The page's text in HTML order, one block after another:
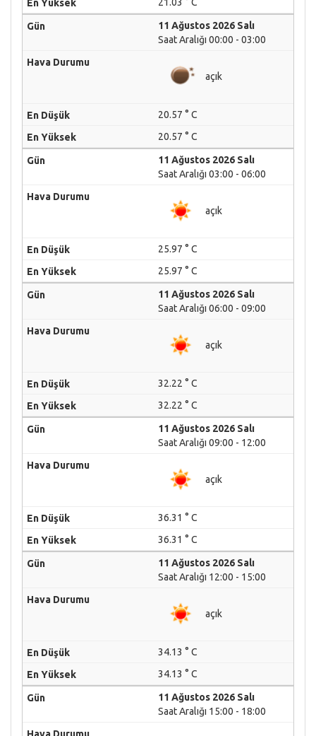
11 Ağustos 2026 Salı
Saat Aralığı 00:00 - 03:00
açık
20.57 ° C
20.57 ° C
11 Ağustos 2026 Salı
Saat Aralığı 03:00 - 06:00
açık
25.97 ° C
25.97 ° C
11 Ağustos 2026 Salı
Saat Aralığı 06:00 - 09:00
açık
32.22 ° C
32.22 ° C
11 Ağustos 2026 Salı
Saat Aralığı 09:00 - 12:00
açık
36.31 ° C
36.31 ° C
11 Ağustos 2026 Salı
Saat Aralığı 12:00 - 15:00
açık
34.13 ° C
34.13 ° C
11 Ağustos 2026 Salı
Saat Aralığı 15:00 - 18:00